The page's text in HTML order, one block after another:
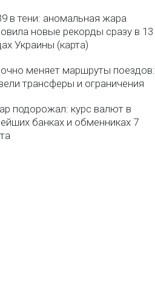
в тени: аномальная жара
новые рекорды сразу в 13
Украины (карта)
меняет маршруты поездов:
трансферы и ограничения
подорожал: курс валют в
банках и обменниках 7